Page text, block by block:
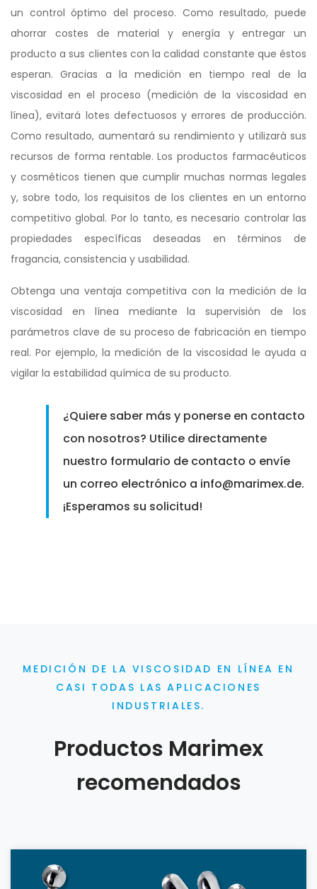
un control óptimo del proceso. Como resultado, puede
ahorrar costes de material y energía y entregar un
producto a sus clientes con la calidad constante que éstos
esperan. Gracias a la medición en tiempo real de la
viscosidad en el proceso (medición de la viscosidad en
línea), evitará lotes defectuosos y errores de producción.
Como resultado, aumentará su rendimiento y utilizará sus
recursos de forma rentable. Los productos farmacéuticos
y cosméticos tienen que cumplir muchas normas legales
y, sobre todo, los requisitos de los clientes en un entorno
competitivo global. Por lo tanto, es necesario controlar las
propiedades específicas deseadas en términos de
fragancia, consistencia y usabilidad.
Obtenga una ventaja competitiva con la medición de la
viscosidad en línea mediante la supervisión de los
parámetros clave de su proceso de fabricación en tiempo
real. Por ejemplo, la medición de la viscosidad le ayuda a
vigilar la estabilidad química de su producto.
¿Quiere saber más y ponerse en contacto
con nosotros? Utilice directamente
nuestro formulario de contacto o envíe
un correo electrónico a info@marimex.de.
¡Esperamos su solicitud!
MEDICIÓN DE LA VISCOSIDAD EN LÍNEA EN
CASI TODAS LAS APLICACIONES
INDUSTRIALES.
Productos Marimex
recomendados